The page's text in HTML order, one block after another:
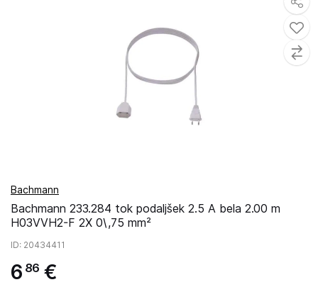
Bachmann
Bachmann 233.284 tok podaljšek 2.5 A bela 2.00 m
H03VVH2-F 2X 0\,75 mm²
ID: 20434411
6 86 €